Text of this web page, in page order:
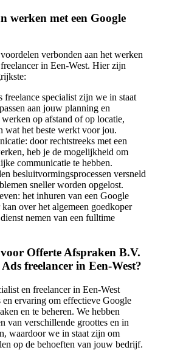
werken met een Google
verbonden aan het werken
in Een-West. Hier zijn
freelance specialist zijn we in staat
aan jouw planning en
op afstand of op locatie,
wat het beste werkt voor jou.
door rechtstreeks met een
heb je de mogelijkheid om
communicatie te hebben.
besluitvormingsprocessen versneld
sneller worden opgelost.
het inhuren van een Google
over het algemeen goedkoper
nemen van een fulltime
Offerte Afspraken B.V.
freelancer in Een-West?
en freelancer in Een-West
en ervaring om effectieve Google
en te beheren. We hebben
van verschillende groottes en in
waardoor we in staat zijn om
op de behoeften van jouw bedrijf.